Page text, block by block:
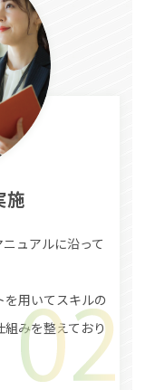
施
ュアルに沿って
用いてスキルの
みを整えており